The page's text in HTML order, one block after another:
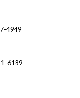
4949
6189